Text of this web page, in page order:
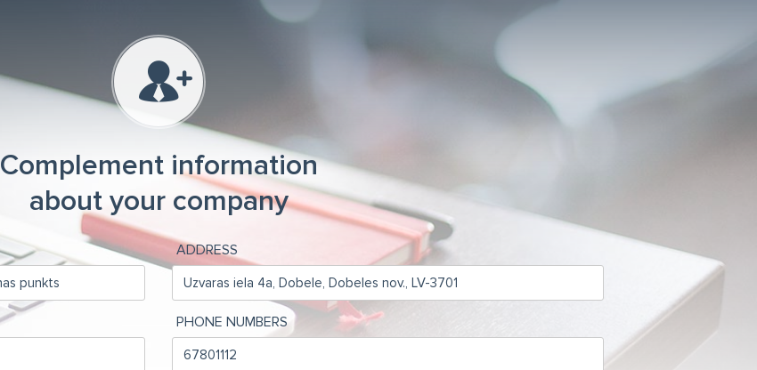
Complement information
about your company
ADDRESS
PHONE NUMBERS